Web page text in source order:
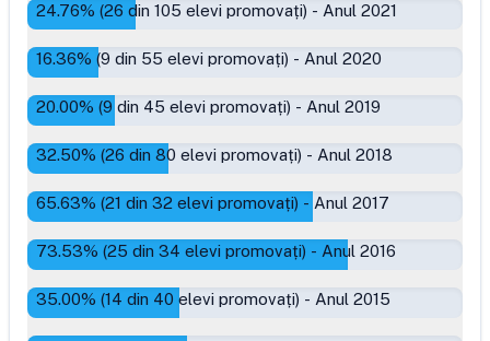
24.76% (26 din 105 elevi promovați) - Anul 2021
16.36% (9 din 55 elevi promovați) - Anul 2020
20.00% (9 din 45 elevi promovați) - Anul 2019
32.50% (26 din 80 elevi promovați) - Anul 2018
65.63% (21 din 32 elevi promovați) - Anul 2017
73.53% (25 din 34 elevi promovați) - Anul 2016
35.00% (14 din 40 elevi promovați) - Anul 2015